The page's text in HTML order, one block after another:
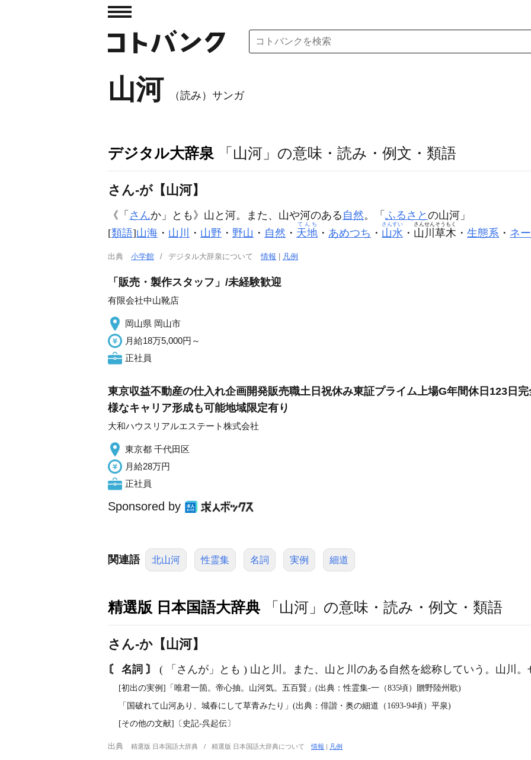
山河 （読み）サンガ
デジタル大辞泉 「山河」の意味・読み・例文・類語
さん‐が【山河】
《「 さんか」とも》山と河。また、山や河のある 自然。「 ふるさと の山河 」
[類語]山海 ・ 山川 ・ 山野 ・ 野山 ・ 自然 ・ 天地
てんち
・ あめつち ・ 山水
さんすい
・ 山川草木
さんせんそうもく
・ 生態系 ・ ネ
出典 小学館 デジタル大辞泉について情報 凡例
「販売・製作スタッフ」/未経験歓迎
有限会社中山靴店
岡山県 岡山市
月給18万5,000円～
正社員
東京収益不動産の仕入れ企画開発販売職土日祝休み東証プライム上場G年間休日123日
様なキャリア形成も可能地域限定有り
大和ハウスリアルエステート株式会社
東京都 千代田区
月給28万円
正社員
Sponsored by
関連語 北山河 性霊集 名詞 実例 細道
精選版 日本国語大辞典 「山河」の意味・読み・例文・類語
さん‐か【山河】
〘 名詞 〙 ( 「さんが」とも ) 山と川。また、山と川のある自然を総称していう。山川。
[初出の実例]「唯君一箇。帝心抽。山河気。五百賢」(出典：性霊集‐一（835頃）贈野陸州歌)
「国破れて山河あり、城春にして草青みたり」(出典：俳諧・奥の細道（1693‐94頃）平泉)
[その他の文献]〔史記‐呉起伝〕
出典 精選版 日本国語大辞典 精選版 日本国語大辞典について情報 | 凡例